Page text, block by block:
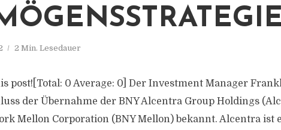
2 Min. Lesedauer
post![Total: 0 Average: 0] Der Investment Manager
der Übernahme der BNY Alcentra Group Holdings
Mellon Corporation (BNY Mellon) bekannt. Alcentra ist